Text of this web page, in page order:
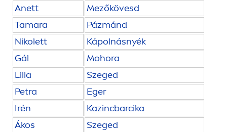
Anett
Mezőkövesd
Tamara
Pázmánd
Nikolett
Kápolnásnyék
Gál
Mohora
Lilla
Szeged
Petra
Eger
Irén
Kazincbarcika
Ákos
Szeged